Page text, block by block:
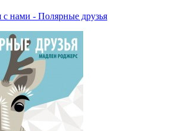
с нами - Полярные друзья